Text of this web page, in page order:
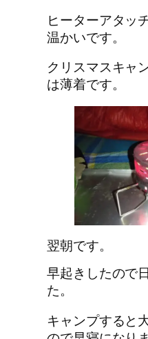
ヒーターアタッ
温かいです。
クリスマスキャ
は薄着です。
翌朝です。
早起きしたので
た。
キャンプすると